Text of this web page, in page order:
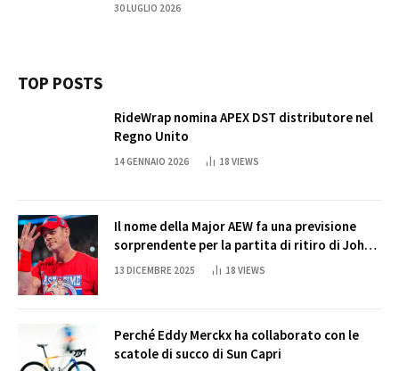
30 LUGLIO 2026
TOP POSTS
RideWrap nomina APEX DST distributore nel
Regno Unito
14 GENNAIO 2026 18 VIEWS
Il nome della Major AEW fa una previsione
sorprendente per la partita di ritiro di John
Cena
13 DICEMBRE 2025 18 VIEWS
Perché Eddy Merckx ha collaborato con le
scatole di succo di Sun Capri